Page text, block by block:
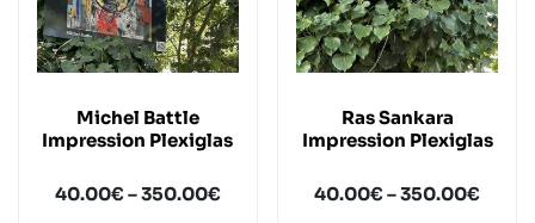
Michel Battle
Impression Plexiglas
40.00€ –350.00€
Ras Sankara
Impression Plexiglas
40.00€ –350.00€